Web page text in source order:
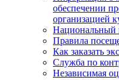
обеспечении
организацией
Национальный
Правила
Как заказать
Служба по
Независимая